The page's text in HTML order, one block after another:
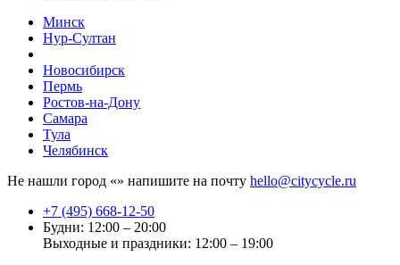
Минск
Нур-Султан
Новосибирск
Пермь
Ростов-на-Дону
Самара
Тула
Челябинск
Не нашли город «» напишите на почту hello@citycycle.ru
+7 (495) 668-12-50
Будни: 12:00 – 20:00
Выходные и праздники: 12:00 – 19:00